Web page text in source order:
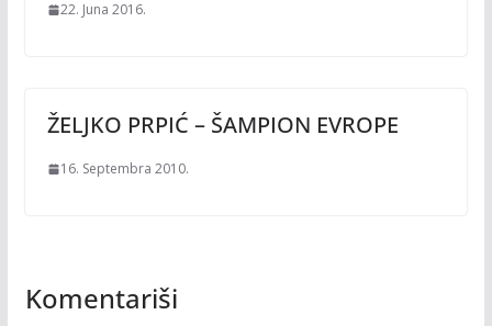
22. Juna 2016.
ŽELJKO PRPIĆ – ŠAMPION EVROPE
16. Septembra 2010.
Komentariši